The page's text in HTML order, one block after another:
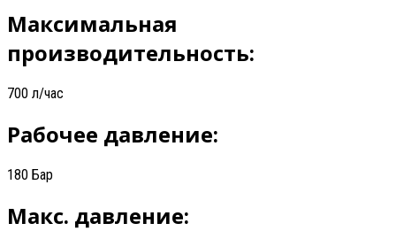
Максимальная
производительность:
700 л/час
Рабочее давление:
180 Бар
Макс. давление: